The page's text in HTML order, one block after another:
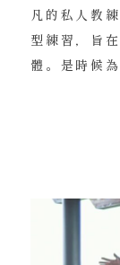
凡的私人教
型練習，旨
體。是時候